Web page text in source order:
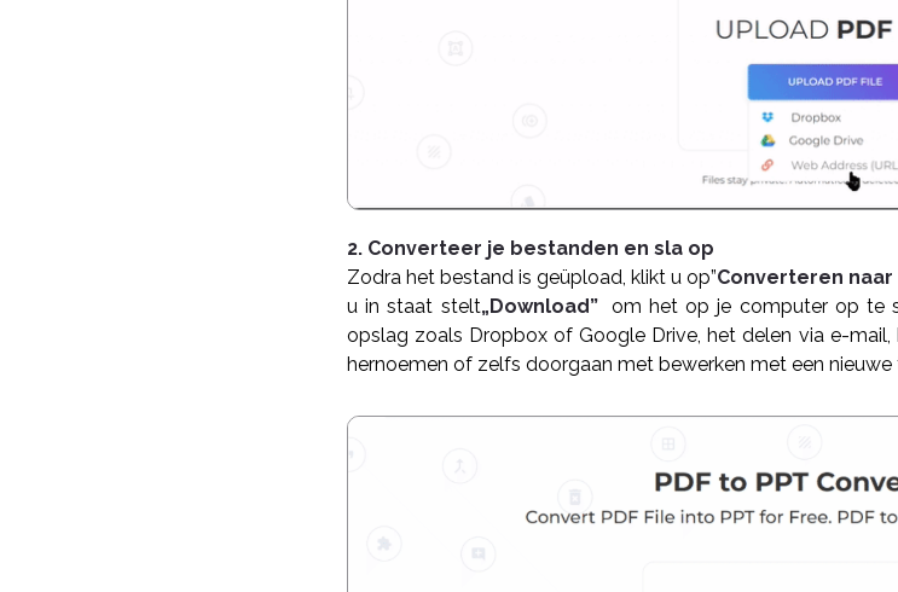
2. Converteer je bestanden en sla op
Zodra het bestand is geüpload, klikt u op”Converteren naar
u in staat stelt„Download” om het op je computer op te
opslag zoals Dropbox of Google Drive, het delen via e-
hernoemen of zelfs doorgaan met bewerken met een nieuwe